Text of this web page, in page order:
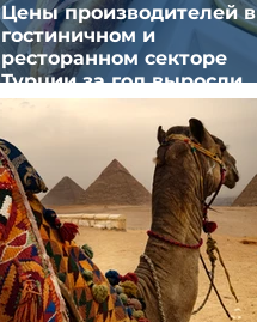
Цены производителей в
гостиничном и
ресторанном секторе
Турции за год выросли
почти на 32%